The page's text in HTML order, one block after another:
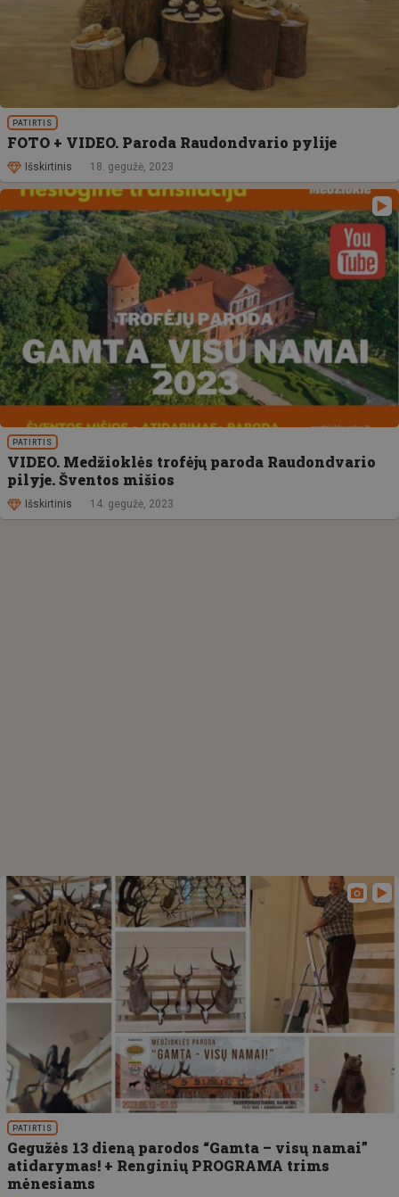
PATIRTIS
FOTO + VIDEO. Paroda Raudondvario pylije
Išskirtinis 18. gegužė, 2023
PATIRTIS
VIDEO. Medžioklės trofėjų paroda Raudondvario
pilyje. Šventos mišios
Išskirtinis 14. gegužė, 2023
PATIRTIS
Gegužės 13 dieną parodos “Gamta – visų namai”
atidarymas! + Renginių PROGRAMA trims
mėnesiams